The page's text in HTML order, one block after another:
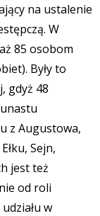
na ustalenie
W
85 osobom
Były to
gdyż 48
z Augustowa,
Sejn,
jest też
od roli
w